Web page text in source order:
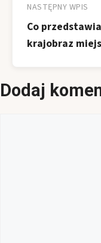
NASTĘPNY WPIS
Co
krajobraz
Dodaj